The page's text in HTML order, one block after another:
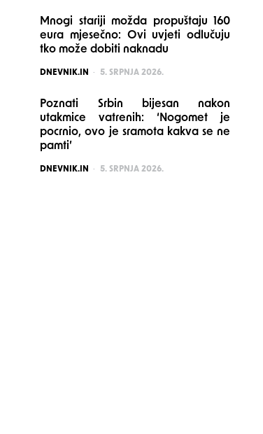
Mnogi stariji možda propuštaju 160
eura mjesečno: Ovi uvjeti odlučuju
tko može dobiti naknadu
POSTED
DNEVNIK.IN 5. SRPNJA 2026.
Poznati Srbin bijesan nakon
utakmice vatrenih: ‘Nogomet je
pocrnio, ovo je sramota kakva se ne
pamti’
POSTED
DNEVNIK.IN 5. SRPNJA 2026.